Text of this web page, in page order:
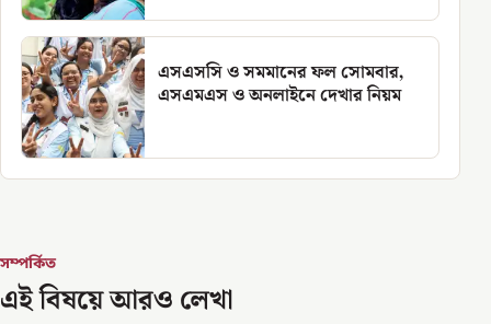
এসএসসি ও সমমানের ফল সোমবার,
এসএমএস ও অনলাইনে দেখার নিয়ম
সম্পর্কিত
এই বিষয়ে আরও লেখা